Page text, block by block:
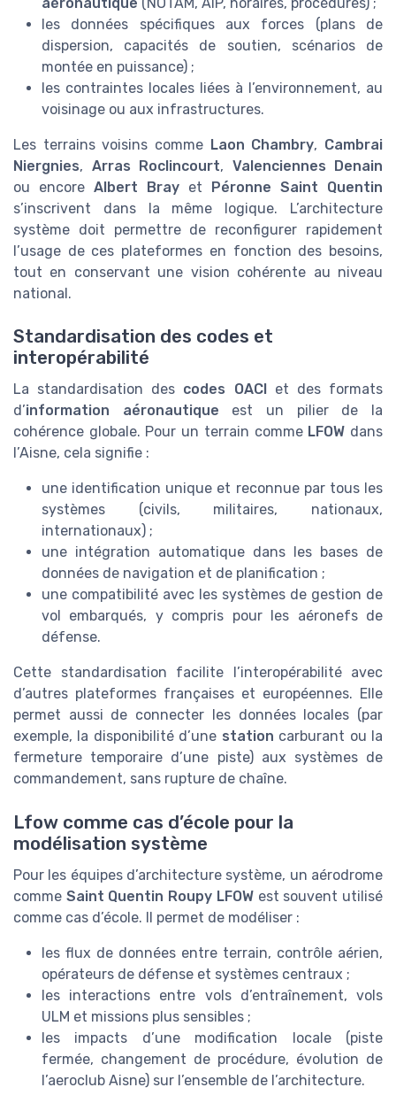
les données spécifiques aux forces (plans de
dispersion, capacités de soutien, scénarios de
montée en puissance) ;
les contraintes locales liées à l’environnement, au
voisinage ou aux infrastructures.
Les terrains voisins comme Laon Chambry, Cambrai
Niergnies, Arras Roclincourt, Valenciennes Denain
ou encore Albert Bray et Péronne Saint Quentin
s’inscrivent dans la même logique. L’architecture
système doit permettre de reconfigurer rapidement
l’usage de ces plateformes en fonction des besoins,
tout en conservant une vision cohérente au niveau
national.
Standardisation des codes et
interopérabilité
La standardisation des codes OACI
et des formats
d’information aéronautique est un pilier de la
cohérence globale. Pour un terrain comme LFOW dans
l’Aisne, cela signifie :
une identification unique et reconnue par tous les
systèmes (civils, militaires, nationaux,
internationaux) ;
une intégration automatique dans les bases de
données de navigation et de planification ;
une compatibilité avec les systèmes de gestion de
vol embarqués, y compris pour les aéronefs de
défense.
Cette standardisation facilite l’interopérabilité avec
d’autres plateformes françaises et européennes. Elle
permet aussi de connecter les données locales (par
exemple, la disponibilité d’une station carburant ou la
fermeture temporaire d’une piste) aux systèmes de
commandement, sans rupture de chaîne.
Lfow comme cas d’école pour la
modélisation système
Pour les équipes d’architecture système, un aérodrome
comme Saint Quentin Roupy LFOWest souvent utilisé
comme cas d’école. Il permet de modéliser :
les flux de données entre terrain, contrôle aérien,
opérateurs de défense et systèmes centraux ;
les interactions entre vols d’entraînement, vols
ULM et missions plus sensibles ;
les impacts d’une modification locale (piste
fermée, changement de procédure, évolution de
l’aeroclub Aisne) sur l’ensemble de l’architecture.